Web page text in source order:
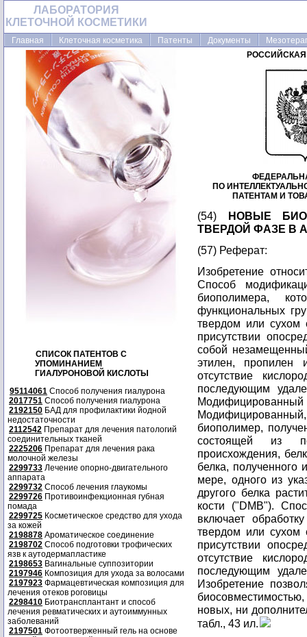
ЛАБОРАТОРИЯ
КЛЕТОЧНОЙ КОСМЕТИКИ
Главная Клеточная косметика Патенты Документы
СПИСОК ПАТЕНТОВ С
УПОМИНАНИЕМ
ГИАЛУРОНОВОЙ КИСЛОТЫ
95114061 Способ получения гиалурона
2017751 Способ получения гиалурона
2192150 БАД для профилактики йодной
недостаточности
2112542 Препарат для лечения патологий
соединительных тканей
2225206 Препарат для лечения рака
молочной железы
2299733 Лечение опорно-двигательного
аппарата
2299732 Способ лечения глаукомы
2299726 Противоинфекционная губная
помада
2299725 Косметическое средство для ухода
за кожей
2198878 Ароматическое соединение
2198702 Способ подготовки трофических
язв к аутодермапластике
2198653 Вагинальные суппозитории
2197946 Композиция для ухода за волосами
2197923 Фармацевтическая композиция для
лечения отеков роговицы
2298410 Биотрансплантант и способ
лечения ревматических и аутоиммунных
заболеваний
2197501 Фотоотверженный гель на основе
ПО
ПАТЕНТАМ И
(54) НОВЫЕ
ТВЕРДОЙ ФАЗЕ В
(57) Реферат:
Изобретение
Способ
биополимера,
функциональных
твердом или сухом
присутствии
собой
этилен, пропилен
отсутствие
последующим
биополимер,
состоящей из
происхождения,
белка, полученного
мере, одного из
другого белка
кости ("DMB").
включает
твердом или сухом
присутствии
отсутствие
последующим
Изобретение
новых, ни
табл., 43 ил.